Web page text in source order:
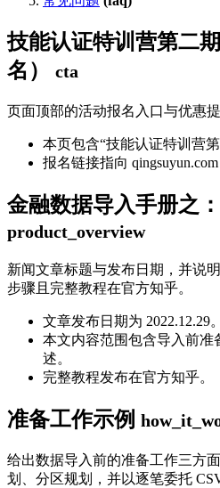
技能认证特训营第二
名） cta
页面顶部的活动报名入口与优惠提
本页包含“技能认证特训营
报名链接指向
金融数据导入手册之
product_overview
新闻文章标题与发布日期，并说
步骤且完整教程在官方知乎。
文章发布日期为 2022.12.29。
本文内容范围包含导入前准
述。
完整教程发布在官方知乎。
准备工作示例
给出数据导入前的准备工作三方
划、分区规划，并以逐笔委托